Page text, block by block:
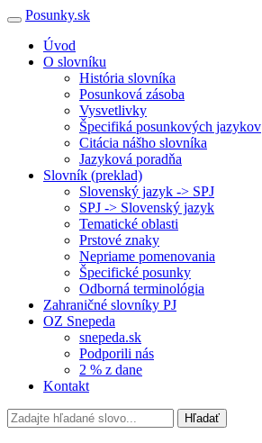
Posunky.sk
Úvod
O slovníku
História slovníka
Posunková zásoba
Vysvetlivky
Špecifiká posunkových jazykov
Citácia nášho slovníka
Jazyková poradňa
Slovník (preklad)
Slovenský jazyk -> SPJ
SPJ -> Slovenský jazyk
Tematické oblasti
Prstové znaky
Nepriame pomenovania
Špecifické posunky
Odborná terminológia
Zahraničné slovníky PJ
OZ Snepeda
snepeda.sk
Podporili nás
2 % z dane
Kontakt
Hľadať